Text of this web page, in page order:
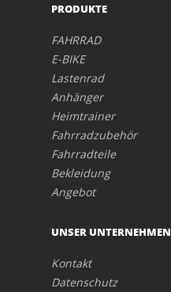
PRODUKTE
FAHRRAD
E-BIKE
Lastenrad
Anhänger
Heimtrainer
Fahrradzubehör
Fahrradteile
Bekleidung
Angebot
UNSER UNTERNEHMEN
Kontakt
Datenschutz